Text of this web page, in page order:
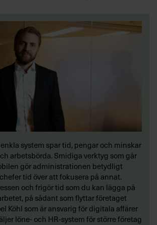
system spar tid, pengar och minskar
arbetsbörda. Smidiga verktyg som går
gör administrationen betydligt
tid över att fokusera på annat.
och frigör tid som du kan lägga på
på sådant som flyttar företaget
Köhl som är ansvarig för digitala affärer
löne- och HR-system för större företag